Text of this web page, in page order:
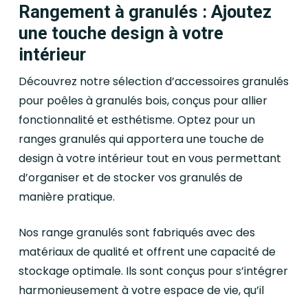
Rangement à granulés : Ajoutez
une touche design à votre
intérieur
Découvrez notre sélection d’accessoires granulés
pour poêles à granulés bois, conçus pour allier
fonctionnalité et esthétisme. Optez pour un
ranges granulés qui apportera une touche de
design à votre intérieur tout en vous permettant
d’organiser et de stocker vos granulés de
manière pratique.
Nos range granulés sont fabriqués avec des
matériaux de qualité et offrent une capacité de
stockage optimale. Ils sont conçus pour s’intégrer
harmonieusement à votre espace de vie, qu’il